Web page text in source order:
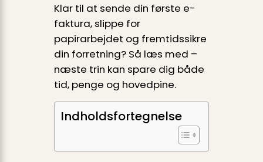
Klar til at sende din første e-
faktura, slippe for
papirarbejdet og fremtidssikre
din forretning? Så læs med –
næste trin kan spare dig både
tid, penge og hovedpine.
Indholdsfortegnelse